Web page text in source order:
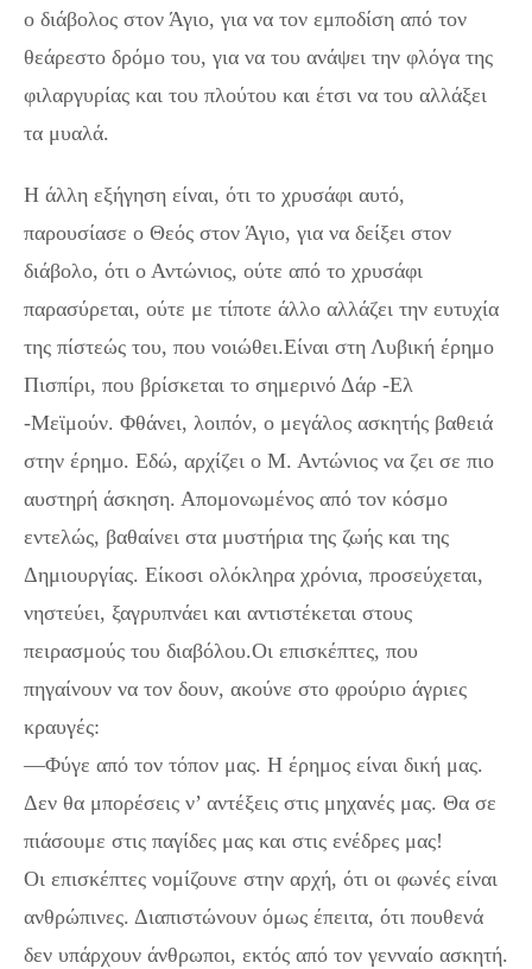
ο διάβολος στον Άγιο, για να τον εμποδίση από τον
θεάρεστο δρόμο του, για να του ανάψει την φλόγα της
φιλαργυρίας και του πλούτου και έτσι να του αλλάξει
τα μυαλά.
Η άλλη εξήγηση είναι, ότι το χρυσάφι αυτό,
παρουσίασε ο Θεός στον Άγιο, για να δείξει στον
διάβολο, ότι ο Αντώνιος, ούτε από το χρυσάφι
παρασύρεται, ούτε με τίποτε άλλο αλλάζει την ευτυχία
της πίστεώς του, που νοιώθει.Είναι στη Λυβική έρημο
Πισπίρι, που βρίσκεται το σημερινό Δάρ -Ελ
-Μεϊμούν. Φθάνει, λοιπόν, ο μεγάλος ασκητής βαθειά
στην έρημο. Εδώ, αρχίζει ο Μ. Αντώνιος να ζει σε πιο
αυστηρή άσκηση. Απομονωμένος από τον κόσμο
εντελώς, βαθαίνει στα μυστήρια της ζωής και της
Δημιουργίας. Είκοσι ολόκληρα χρόνια, προσεύχεται,
νηστεύει, ξαγρυπνάει και αντιστέκεται στους
πειρασμούς του διαβόλου.Οι επισκέπτες, που
πηγαίνουν να τον δουν, ακούνε στο φρούριο άγριες
κραυγές:
—Φύγε από τον τόπον μας. Η έρημος είναι δική μας.
Δεν θα μπορέσεις ν’ αντέξεις στις μηχανές μας. Θα σε
πιάσουμε στις παγίδες μας και στις ενέδρες μας!
Οι επισκέπτες νομίζουνε στην αρχή, ότι οι φωνές είναι
ανθρώπινες. Διαπιστώνουν όμως έπειτα, ότι πουθενά
δεν υπάρχουν άνθρωποι, εκτός από τον γενναίο ασκητή.